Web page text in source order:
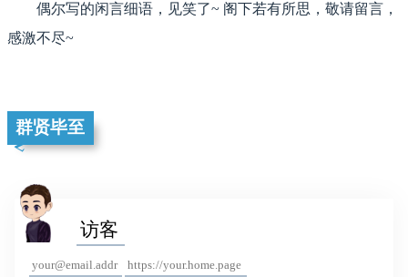
偶尔写的闲言细语，见笑了~ 阁下若有所思，敬请留言，
感激不尽~
群贤毕至